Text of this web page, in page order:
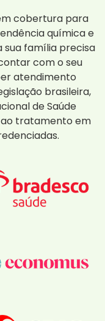
cobertura para
química e
sua família precisa
com o seu
atendimento
brasileira,
de Saúde
tratamento em